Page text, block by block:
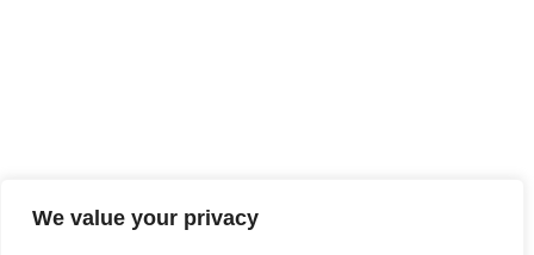
We value your privacy